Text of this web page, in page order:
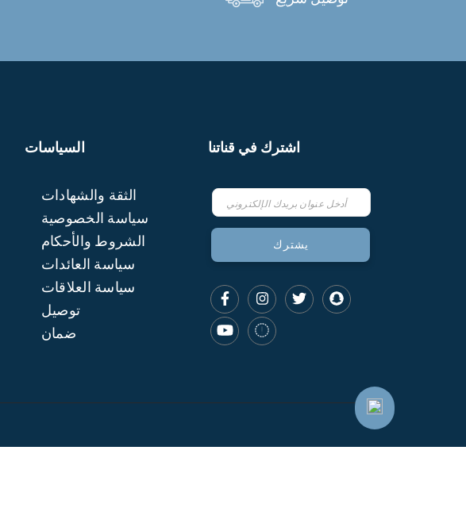
السياسات
الثقة والشهادات
سياسة الخصوصية
الشروط والأحكام
سياسة العائدات
سياسة العلاقات
توصيل
ضمان
اشترك في قناتنا
اشترك
في
نشرتنا
يشترك